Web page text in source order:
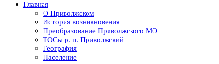
Главная
О Приволжском
История возникновения
Преобразование Приволжского МО
ТОСы р. п. Приволжский
География
Население